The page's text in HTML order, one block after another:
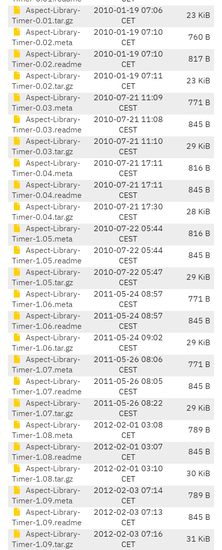
Aspect-Library-
Timer-0.01.tar.gz
2010-01-19 07:06
CET
23 KiB
Aspect-Library-
Timer-0.02.meta
2010-01-19 07:10
CET
760 B
Aspect-Library-
Timer-0.02.readme
2010-01-19 07:10
CET
817 B
Aspect-Library-
Timer-0.02.tar.gz
2010-01-19 07:11
CET
23 KiB
Aspect-Library-
Timer-0.03.meta
2010-07-21 11:09
CEST
771 B
Aspect-Library-
Timer-0.03.readme
2010-07-21 11:08
CEST
845 B
Aspect-Library-
Timer-0.03.tar.gz
2010-07-21 11:10
CEST
29 KiB
Aspect-Library-
Timer-0.04.meta
2010-07-21 17:11
CEST
816 B
Aspect-Library-
Timer-0.04.readme
2010-07-21 17:11
CEST
845 B
Aspect-Library-
Timer-0.04.tar.gz
2010-07-21 17:30
CEST
28 KiB
Aspect-Library-
Timer-1.05.meta
2010-07-22 05:44
CEST
816 B
Aspect-Library-
Timer-1.05.readme
2010-07-22 05:44
CEST
845 B
Aspect-Library-
Timer-1.05.tar.gz
2010-07-22 05:47
CEST
29 KiB
Aspect-Library-
Timer-1.06.meta
2011-05-24 08:57
CEST
771 B
Aspect-Library-
Timer-1.06.readme
2011-05-24 08:57
CEST
845 B
Aspect-Library-
Timer-1.06.tar.gz
2011-05-24 09:02
CEST
29 KiB
Aspect-Library-
Timer-1.07.meta
2011-05-26 08:06
CEST
771 B
Aspect-Library-
Timer-1.07.readme
2011-05-26 08:05
CEST
845 B
Aspect-Library-
Timer-1.07.tar.gz
2011-05-26 08:22
CEST
29 KiB
Aspect-Library-
Timer-1.08.meta
2012-02-01 03:08
CET
789 B
Aspect-Library-
Timer-1.08.readme
2012-02-01 03:07
CET
845 B
Aspect-Library-
Timer-1.08.tar.gz
2012-02-01 03:10
CET
30 KiB
Aspect-Library-
Timer-1.09.meta
2012-02-03 07:14
CET
789 B
Aspect-Library-
Timer-1.09.readme
2012-02-03 07:13
CET
845 B
Aspect-Library-
Timer-1.09.tar.gz
2012-02-03 07:16
CET
31 KiB